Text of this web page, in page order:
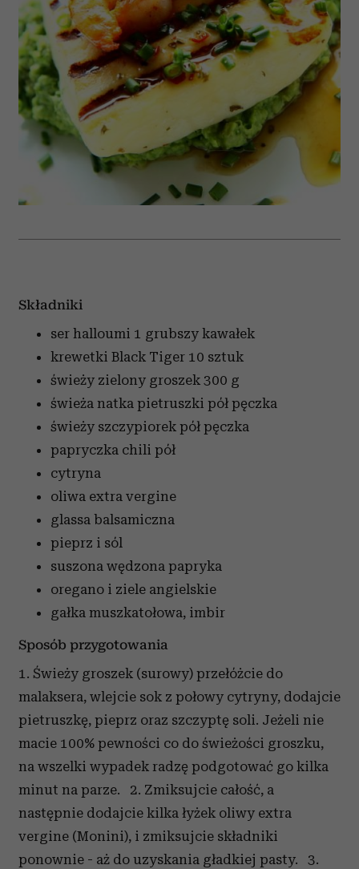
Składniki
ser halloumi 1 grubszy kawałek
krewetki Black Tiger 10 sztuk
świeży zielony groszek 300 g
świeża natka pietruszki pół pęczka
świeży szczypiorek pół pęczka
papryczka chili pół
cytryna
oliwa extra vergine
glassa balsamiczna
pieprz i sól
suszona wędzona papryka
oregano i ziele angielskie
gałka muszkatołowa, imbir
Sposób przygotowania
1. Świeży groszek (surowy) przełóżcie do
malaksera, wlejcie sok z połowy cytryny, dodajcie
pietruszkę, pieprz oraz szczyptę soli. Jeżeli nie
macie 100% pewności co do świeżości groszku,
na wszelki wypadek radzę podgotować go kilka
minut na parze. 2. Zmiksujcie całość, a
następnie dodajcie kilka łyżek oliwy extra
vergine (Monini), i zmiksujcie składniki
ponownie - aż do uzyskania gładkiej pasty. 3.